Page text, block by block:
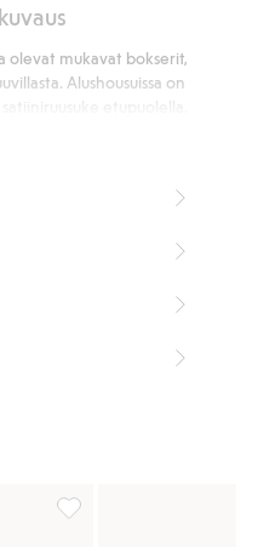
olevat mukavat bokserit,
Alushousuissa on
vuorillinen jalkoväli. 3